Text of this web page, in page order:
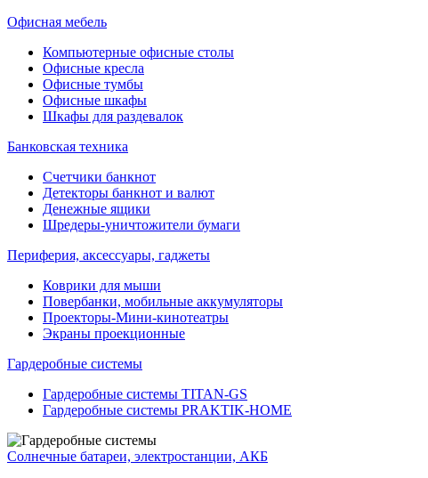
Офисная мебель
Компьютерные офисные столы
Офисные кресла
Офисные тумбы
Офисные шкафы
Шкафы для раздевалок
Банковская техника
Счетчики банкнот
Детекторы банкнот и валют
Денежные ящики
Шредеры-уничтожители бумаги
Периферия, аксессуары, гаджеты
Коврики для мыши
Повербанки, мобильные аккумуляторы
Проекторы-Мини-кинотеатры
Экраны проекционные
Гардеробные системы
Гардеробные системы TITAN-GS
Гардеробные системы PRAKTIK-HOME
Солнечные батареи, электростанции, АКБ